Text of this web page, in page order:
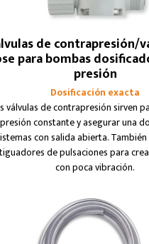
de contrapresión/
para bombas
presión
Dosificación exacta
válvulas de contrapresión sirven
constante y asegurar una
con salida abierta.
de pulsaciones para
con poca vibración.